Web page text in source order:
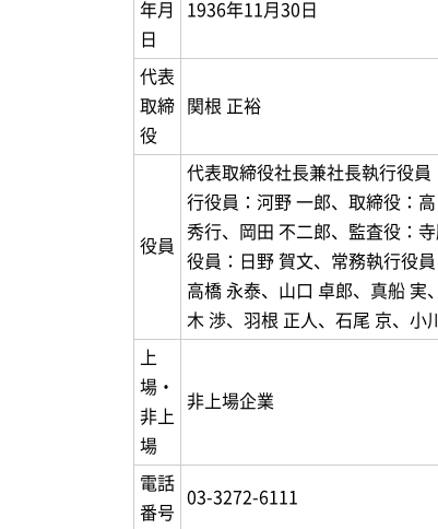
年月
日
1936年11月30日
代表
取締
役
関根 正裕
役員
代表取締役社長兼社長執行役
行役員：河野 一郎、取締役：
秀行、岡田 不二郎、監査役：
役員：日野 賀文、常務執行役
高橋 永泰、山口 卓郎、真船 実
木 渉、羽根 正人、石尾 京、小
上
場・
非上
場
非上場企業
電話
番号
03-3272-6111